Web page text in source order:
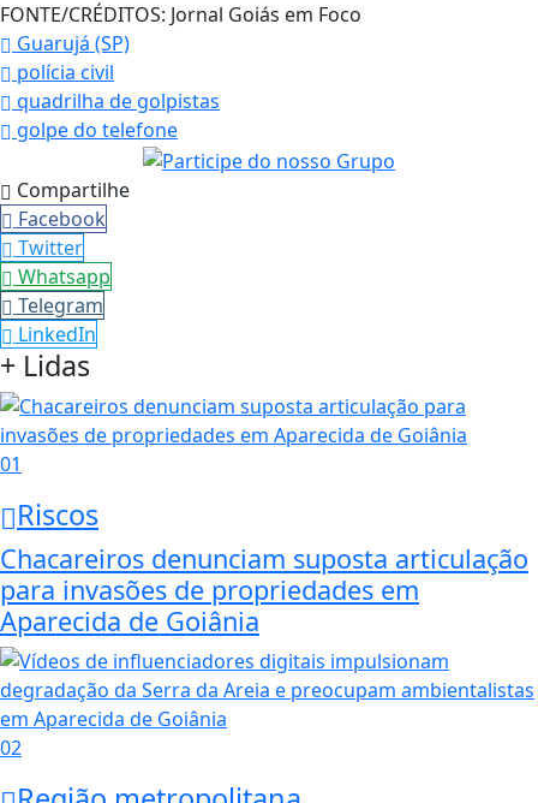
FONTE/CRÉDITOS: Jornal Goiás em Foco
Guarujá (SP)
polícia civil
quadrilha de golpistas
golpe do telefone
Compartilhe
Facebook
Twitter
Whatsapp
Telegram
LinkedIn
+ Lidas
01
Riscos
Chacareiros denunciam suposta articulação
para invasões de propriedades em
Aparecida de Goiânia
02